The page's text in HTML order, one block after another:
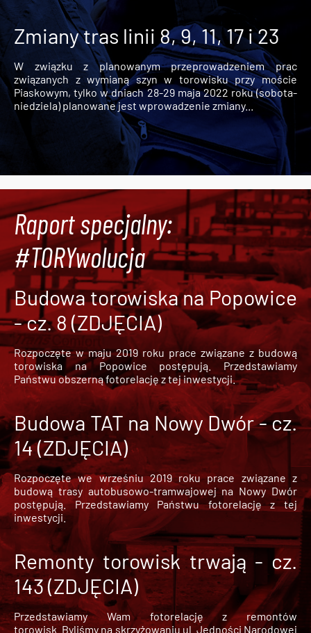
Zmiany tras linii 8, 9, 11, 17 i 23
W związku z planowanym przeprowadzeniem prac
związanych z wymianą szyn w torowisku przy moście
Piaskowym, tylko w dniach 28-29 maja 2022 roku (sobota-
niedziela) planowane jest wprowadzenie zmiany...
Raport specjalny:
#TORYwolucja
Budowa torowiska na Popowice
- cz. 8 (ZDJĘCIA)
Rozpoczęte w maju 2019 roku prace związane z budową
torowiska na Popowice
postępują. Przedstawiamy
Państwu obszerną fotorelację z tej inwestycji.
Budowa TAT na Nowy Dwór - cz.
14 (ZDJĘCIA)
Rozpoczęte we wrześniu 2019 roku prace związane z
budową trasy autobusowo-tramwajowej na Nowy Dwór
postępują. Przedstawiamy Państwu fotorelację z tej
inwestycji.
Remonty torowisk trwają - cz.
143 (ZDJĘCIA)
Przedstawiamy Wam fotorelację z remontów
torowisk. Byliśmy na skrzyżowaniu ul. Jedności Narodowej